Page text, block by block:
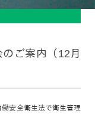
ご案内（12月
安全衛生法で衛生管理